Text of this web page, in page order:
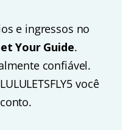
e ingressos no
Your Guide.
confiável.
você